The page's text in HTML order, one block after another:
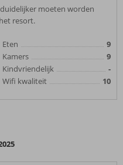
moeten worden
resort.
Eten
9
Kamers
9
Kindvriendelijk
-
Wifi kwaliteit
10